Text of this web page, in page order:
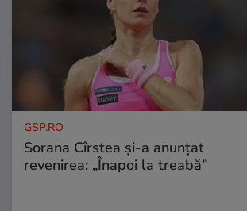
GSP.RO
Sorana Cîrstea și-a anunțat
revenirea: „Înapoi la treabă”